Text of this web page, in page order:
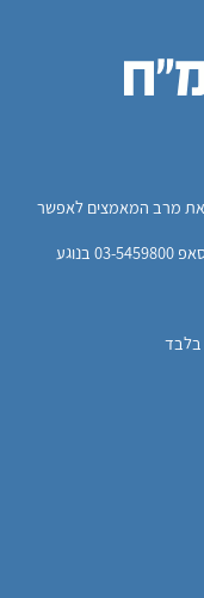
את מרב המאמצים לאפשר
יש להתעדכן מול מחלקת ההזמנות בטלפון או בווטסאפ 03-5459800 בנוגע